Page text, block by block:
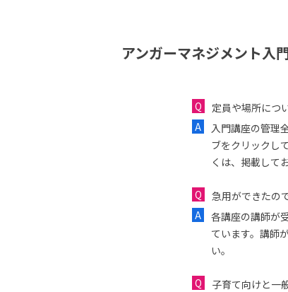
アンガーマネジメント入
定員や場所につ
入門講座の管理
ブをクリックし
くは、掲載して
急用ができたの
各講座の講師が
ています。講師
い。
子育て向けと一